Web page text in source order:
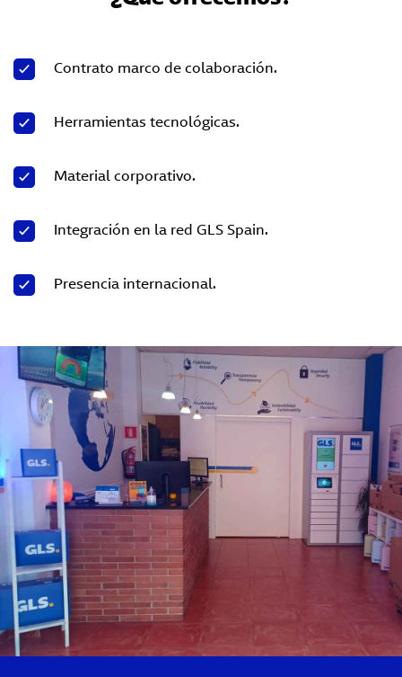
Contrato marco de colaboración.
Herramientas tecnológicas.
Material corporativo.
Integración en la red GLS Spain.
Presencia internacional.